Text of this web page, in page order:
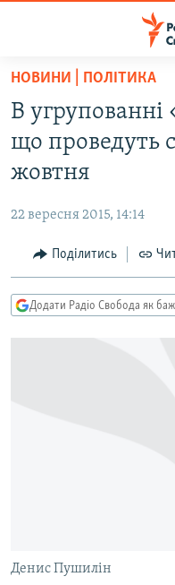
Перейти
основного
матеріалу
до
основної
навігації
Перейти
до
пошуку
ВСЕ ЗА ДОБУ
СТАТТІ
ЕКОНОМІКА
СУСПІЛЬСТВО
РОСІЙСЬКА
ДОНБАС.РЕАЛІЇ
ТИ ЯК?
КРИМ РЕАЛІЇ
НОВИНИ | ПОЛІТИКА
В
що проведуть
жовтня
22 вересня 2015, 14:14
Поділитись
Додати Радіо Свобода як
Денис Пушилін